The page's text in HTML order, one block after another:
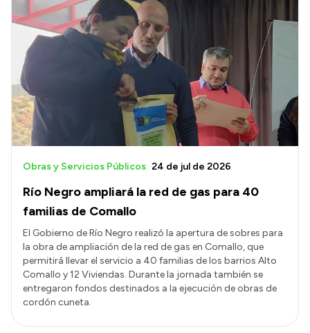
Río Negro ampliará la red de gas para 40
familias de Comallo
Obras y Servicios Públicos 24 de jul de 2026
El Gobierno de Río Negro realizó la apertura de sobres para
la obra de ampliación de la red de gas en Comallo, que
permitirá llevar el servicio a 40 familias de los barrios Alto
Comallo y 12 Viviendas. Durante la jornada también se
entregaron fondos destinados a la ejecución de obras de
cordón cuneta.